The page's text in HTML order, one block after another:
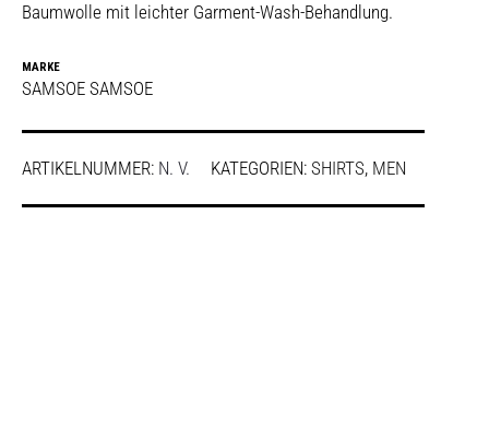
Baumwolle mit leichter Garment-Wash-Behandlung.
MARKE
SAMSOE SAMSOE
ARTIKELNUMMER: N. V. KATEGORIEN: SHIRTS, MEN